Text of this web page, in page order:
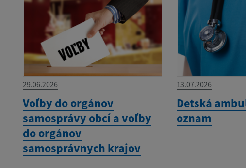
29.06.2026
Voľby do orgánov
samosprávy obcí a voľby
do orgánov
samosprávnych krajov
13.07.2026
Detská
oznam